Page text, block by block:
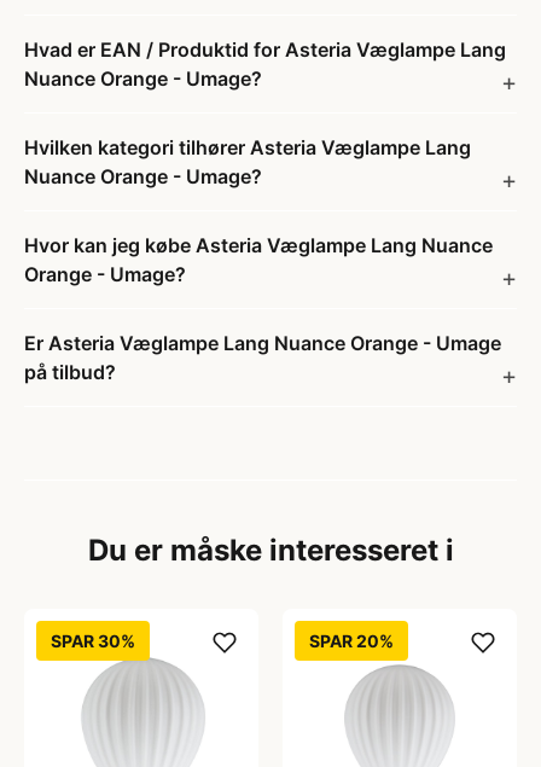
Hvad er EAN / Produktid for Asteria Væglampe Lang
Nuance Orange - Umage?
Hvilken kategori tilhører Asteria Væglampe Lang
Nuance Orange - Umage?
Hvor kan jeg købe Asteria Væglampe Lang Nuance
Orange - Umage?
Er Asteria Væglampe Lang Nuance Orange - Umage
på tilbud?
Du er måske interesseret i
SPAR 30% SPAR 20%